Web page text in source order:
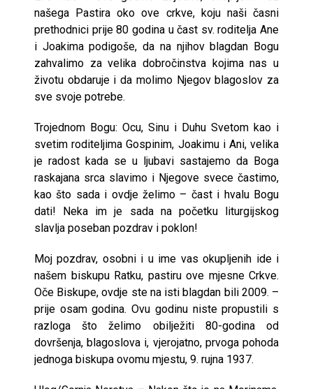
našega Pastira oko ove crkve, koju naši časni
prethodnici prije 80 godina u čast sv. roditelja Ane
i Joakima podigoše, da na njihov blagdan Bogu
zahvalimo za velika dobročinstva kojima nas u
životu obdaruje i da molimo Njegov blagoslov za
sve svoje potrebe.
Trojednom Bogu: Ocu, Sinu i Duhu Svetom kao i
svetim roditeljima Gospinim, Joakimu i Ani, velika
je radost kada se u ljubavi sastajemo da Boga
raskajana srca slavimo i Njegove svece častimo,
kao što sada i ovdje želimo – čast i hvalu Bogu
dati! Neka im je sada na početku liturgijskog
slavlja poseban pozdrav i poklon!
Moj pozdrav, osobni i u ime vas okupljenih ide i
našem biskupu Ratku, pastiru ove mjesne Crkve.
Oče Biskupe, ovdje ste na isti blagdan bili 2009. –
prije osam godina. Ovu godinu niste propustili s
razloga što želimo obilježiti 80-godina od
dovršenja, blagoslova i, vjerojatno, prvoga pohoda
jednoga biskupa ovomu mjestu, 9. rujna 1937.